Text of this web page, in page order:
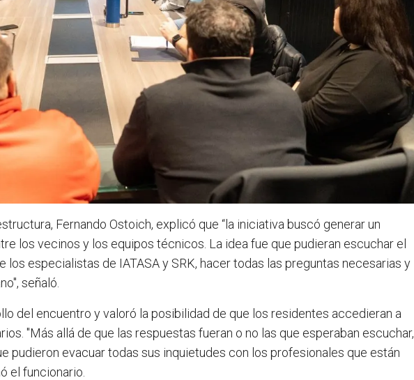
Fernando Ostoich, explicó que “la iniciativa buscó generar un
los vecinos y los equipos técnicos. La idea fue que pudieran escuchar el
especialistas de IATASA y SRK, hacer todas las preguntas necesarias y
señaló.
del encuentro y valoró la posibilidad de que los residentes accedieran a
"Más allá de que las respuestas fueran o no las que esperaban escuchar,
pudieron evacuar todas sus inquietudes con los profesionales que están
el funcionario.